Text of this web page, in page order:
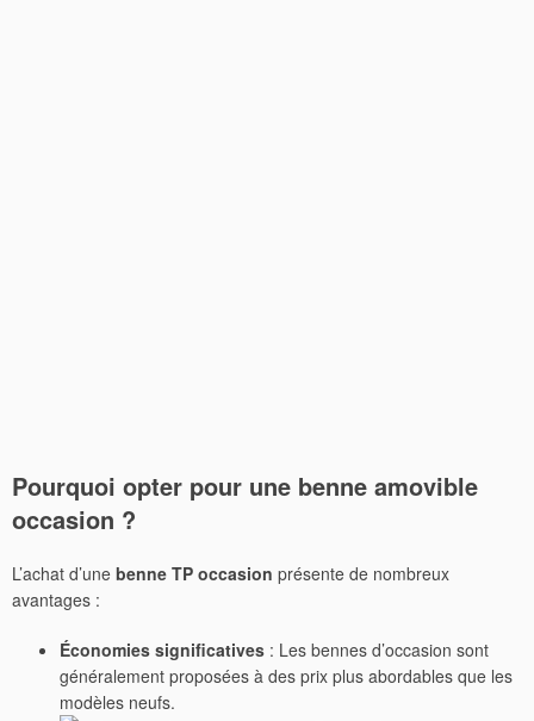
Pourquoi opter pour une benne amovible
occasion ?
L’achat d’une benne TP occasion présente de nombreux
avantages :
Économies significatives : Les bennes d’occasion sont
généralement proposées à des prix plus abordables que les
modèles neufs.